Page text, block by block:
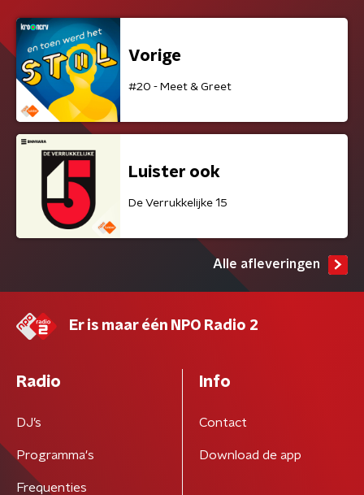
Vorige
#20 - Meet & Greet
Luister ook
De Verrukkelijke 15
Alle afleveringen
Er is maar één NPO Radio 2
Radio
DJ’s
Programma's
Frequenties
Info
Contact
Download de app